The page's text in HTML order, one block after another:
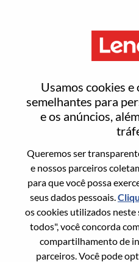
Usamos cookies
semelhantes para
e os anúncios,
Queremos ser
e nossos parceiros
para que você possa
seus dados pessoais.
os cookies utilizados
todos", você concorda
compartilhamento de
parceiros. Você pode
Redefinir senha
Tem certeza que
Enter the email
account, then click
Vamos enviar por
redefinir sua senha.